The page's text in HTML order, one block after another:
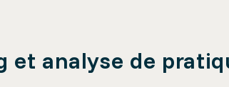
analyse de